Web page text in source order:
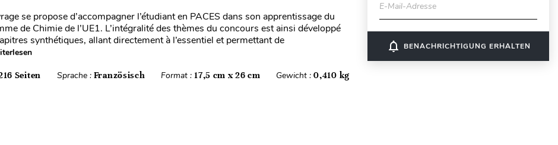
se propose d’accompagner l’étudiant en PACES dans son apprentissage du
de Chimie de l’UE1. L’intégralité des thèmes du concours est ainsi développé
synthétiques, allant directement à l’essentiel et permettant de
Seiten Sprache : Französisch Format :17,5 cm x 26 cm Gewicht :0,410 kg
E-Mail-Adresse
notifications_none BENACHRICHTIGUNG ERHALTEN